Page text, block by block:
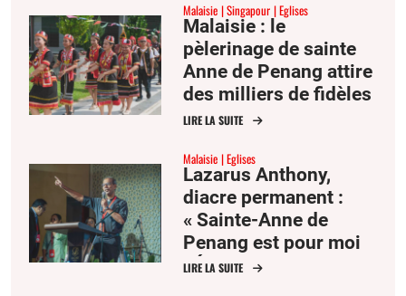
Malaisie Singapour Eglises
Malaisie : le
pèlerinage de sainte
Anne de Penang attire
des milliers de fidèles
d’Asie du Sud-Est
LIRE LA SUITE
Malaisie Eglises
Lazarus Anthony,
diacre permanent :
« Sainte-Anne de
Penang est pour moi
l’Église comme mère
LIRE LA SUITE